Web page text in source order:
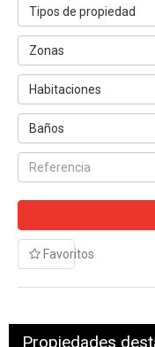
Tipos de propiedad
Zonas
Habitaciones
Baños
Favoritos
Propiedades